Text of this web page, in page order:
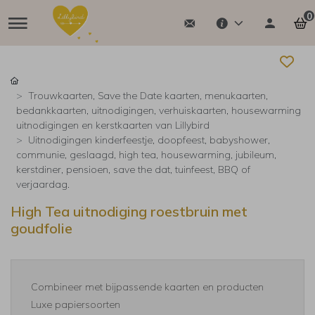
0
Trouwkaarten, Save the Date kaarten, menukaarten,
bedankkaarten, uitnodigingen, verhuiskaarten, housewarming
uitnodigingen en kerstkaarten van Lillybird
Uitnodigingen kinderfeestje, doopfeest, babyshower,
communie, geslaagd, high tea, housewarming, jubileum,
kerstdiner, pensioen, save the dat, tuinfeest, BBQ of
verjaardag.
High Tea uitnodiging roestbruin met
goudfolie
Combineer met bijpassende kaarten en producten
Luxe papiersoorten